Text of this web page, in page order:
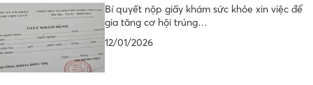
Bí quyết nộp giấy khám sức khỏe xin việc để
gia tăng cơ hội trúng…
12/01/2026